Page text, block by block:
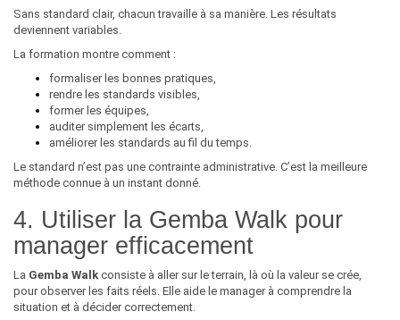
Sans standard clair, chacun travaille à sa manière. Les résultats
deviennent variables.
La formation montre comment :
formaliser les bonnes pratiques,
rendre les standards visibles,
former les équipes,
auditer simplement les écarts,
améliorer les standards au fil du temps.
Le standard n’est pas une contrainte administrative. C’est la meilleure
méthode connue à un instant donné.
4. Utiliser la Gemba Walk pour
manager efficacement
La Gemba Walk consiste à aller sur le terrain, là où la valeur se crée,
pour observer les faits réels. Elle aide le manager à comprendre la
situation et à décider correctement.